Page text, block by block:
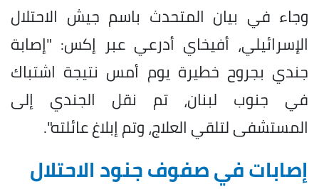
وجاء في بيان المتحدث باسم جيش الاحتلال
الإسرائيلي، أفيخاي أدرعي عبر إكس: "إصابة
جندي بجروح خطيرة يوم أمس نتيجة اشتباك
في جنوب لبنان، تم نقل الجندي إلى
المستشفى لتلقي العلاج، وتم إبلاغ عائلته".
إصابات في صفوف جنود الاحتلال